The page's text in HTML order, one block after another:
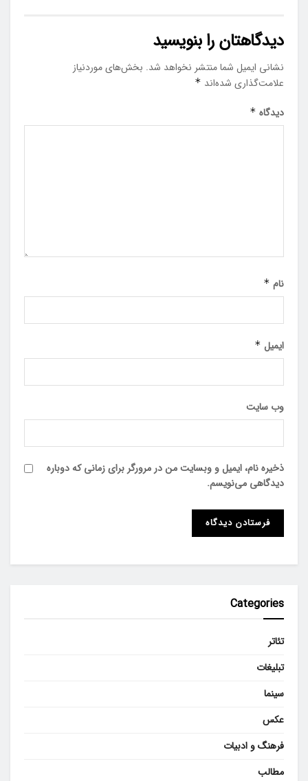
دیدگاهتان را بنویسید
نشانی ایمیل شما منتشر نخواهد شد. بخش‌های موردنیاز
علامت‌گذاری شده‌اند *
دیدگاه *
نام *
ایمیل *
وب‌ سایت
ذخیره نام، ایمیل و وبسایت من در مرورگر برای زمانی که دوباره
دیدگاهی می‌نویسم.
Categories
تئاتر
تبلیغات
سینما
عکس
فرهنگ و ادبیات
مطالب